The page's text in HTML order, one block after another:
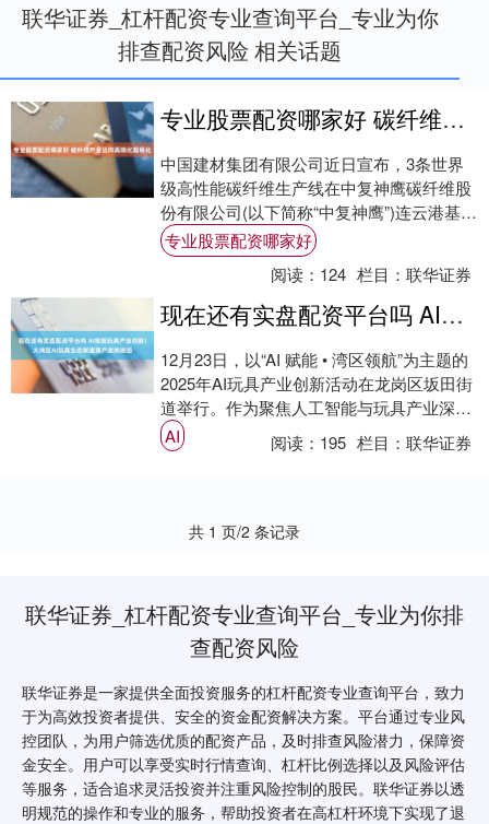
联华证券_杠杆配资专业查询平台_专业为你
排查配资风险 相关话题
专业股票配资哪家好 碳纤维产业迈向高端化规模化
中国建材集团有限公司近日宣布，3条世界
级高性能碳纤维生产线在中复神鹰碳纤维股
份有限公司(以下简称“中复神鹰”)连云港基地
集中投产，核心装备国产化率达95%以
上。....
专业股票配资哪家好
阅读： 124 栏目：联华证券
现在还有实盘配资平台吗 AI赋能玩具产业创新！大湾区AI玩具生态联盟落户龙岗坂田
12月23日，以“AI 赋能 • 湾区领航”为主题的
2025年AI玩具产业创新活动在龙岗区坂田街
道举行。作为聚焦人工智能与玩具产业深度
融合的行业盛会，活动汇聚了....
AI 阅读： 195 栏目：联华证券
共 1 页/2 条记录
联华证券_杠杆配资专业查询平台_专业为你排
查配资风险
联华证券是一家提供全面投资服务的杠杆配资专业查询平台，致力
于为高效投资者提供、安全的资金配资解决方案。平台通过专业风
控团队，为用户筛选优质的配资产品，及时排查风险潜力，保障资
金安全。用户可以享受实时行情查询、杠杆比例选择以及风险评估
等服务，适合追求灵活投资并注重风险控制的股民。联华证券以透
明规范的操作和专业的服务，帮助投资者在高杠杆环境下实现了退